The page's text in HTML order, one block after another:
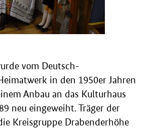
vom Deutsch-
in den 1950er Jahren
Anbau an das Kulturhaus
neu eingeweiht. Träger der
Kreisgruppe Drabenderhöhe